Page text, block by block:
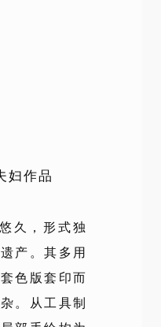
妇作品
久，形式独
产。其多用
色版套印而
。从工具制